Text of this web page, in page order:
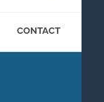
CONTACT